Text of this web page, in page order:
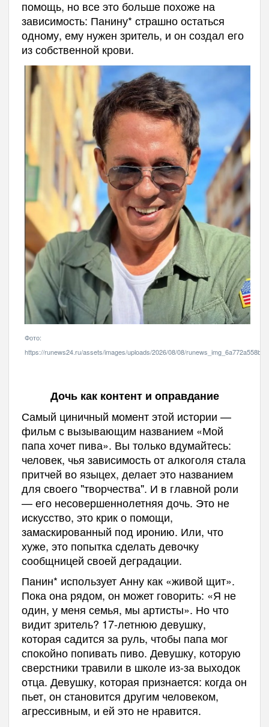
помощь, но все это больше похоже на
зависимость: Панину* страшно остаться
одному, ему нужен зритель, и он создал его
из собственной крови.
Фото:
https://runews24.ru/assets/images/uploads/2026/08/08/
Дочь как контент и оправдание
Самый циничный момент этой истории —
фильм с вызывающим названием «Мой
папа хочет пива». Вы только вдумайтесь:
человек, чья зависимость от алкоголя стала
притчей во языцех, делает это названием
для своего "творчества". И в главной роли
— его несовершеннолетняя дочь. Это не
искусство, это крик о помощи,
замаскированный под иронию. Или, что
хуже, это попытка сделать девочку
сообщницей своей деградации.
Панин* использует Анну как «живой щит».
Пока она рядом, он может говорить: «Я не
один, у меня семья, мы артисты». Но что
видит зритель? 17-летнюю девушку,
которая садится за руль, чтобы папа мог
спокойно попивать пиво. Девушку, которую
сверстники травили в школе из-за выходок
отца. Девушку, которая признается: когда он
пьет, он становится другим человеком,
агрессивным, и ей это не нравится.